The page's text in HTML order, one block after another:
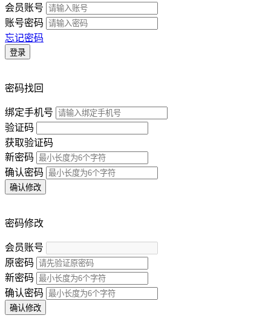
会员账号
账号密码
忘记密码
登录
密码找回
绑定手机号
验证码
获取验证码
新密码
确认密码
确认修改
密码修改
会员账号
原密码
新密码
确认密码
确认修改